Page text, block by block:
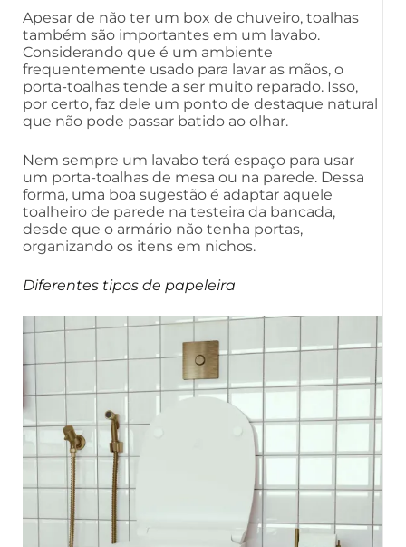
Apesar de não ter um box de chuveiro, toalhas
também são importantes em um lavabo.
Considerando que é um ambiente
frequentemente usado para lavar as mãos, o
porta-toalhas tende a ser muito reparado. Isso,
por certo, faz dele um ponto de destaque natural
que não pode passar batido ao olhar.
Nem sempre um lavabo terá espaço para usar
um porta-toalhas de mesa ou na parede. Dessa
forma, uma boa sugestão é adaptar aquele
toalheiro de parede na testeira da bancada,
desde que o armário não tenha portas,
organizando os itens em nichos.
Diferentes tipos de papeleira